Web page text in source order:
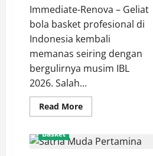
IBL
Immediate-Renova – Geliat
bola basket profesional di
Indonesia kembali
memanas seiring dengan
bergulirnya musim IBL
2026. Salah...
Read MoreRead
more
Hawks
Siap
Basket